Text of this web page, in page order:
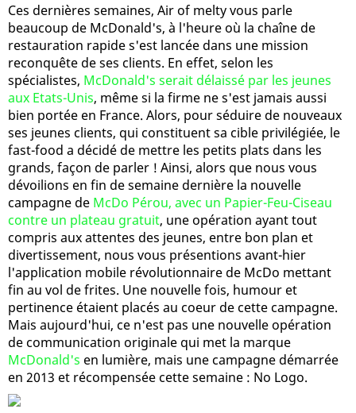
Ces dernières semaines, Air of melty vous parle
beaucoup de McDonald's, à l'heure où la chaîne de
restauration rapide s'est lancée dans une mission
reconquête de ses clients. En effet, selon les
spécialistes, McDonald's serait délaissé par les jeunes
aux Etats-Unis, même si la firme ne s'est jamais aussi
bien portée en France. Alors, pour séduire de nouveaux
ses jeunes clients, qui constituent sa cible privilégiée, le
fast-food a décidé de mettre les petits plats dans les
grands, façon de parler ! Ainsi, alors que nous vous
dévoilions en fin de semaine dernière la nouvelle
campagne de McDo Pérou, avec un Papier-Feu-Ciseau
contre un plateau gratuit, une opération ayant tout
compris aux attentes des jeunes, entre bon plan et
divertissement, nous vous présentions avant-hier
l'application mobile révolutionnaire de McDo mettant
fin au vol de frites. Une nouvelle fois, humour et
pertinence étaient placés au coeur de cette campagne.
Mais aujourd'hui, ce n'est pas une nouvelle opération
de communication originale qui met la marque
McDonald's en lumière, mais une campagne démarrée
en 2013 et récompensée cette semaine : No Logo.